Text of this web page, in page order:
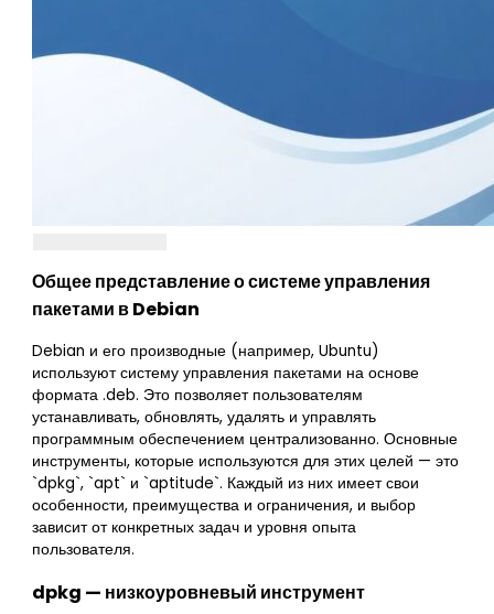
Общее представление о системе управления
пакетами в Debian
Debian и его производные (например, Ubuntu)
используют систему управления пакетами на основе
формата .deb. Это позволяет пользователям
устанавливать, обновлять, удалять и управлять
программным обеспечением централизованно. Основные
инструменты, которые используются для этих целей — это
`dpkg`, `apt` и `aptitude`. Каждый из них имеет свои
особенности, преимущества и ограничения, и выбор
зависит от конкретных задач и уровня опыта
пользователя.
dpkg — низкоуровневый инструмент